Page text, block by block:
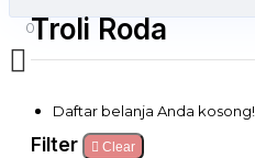
0
Daftar belanja Anda kosong!
Troli Roda
Filter Clear